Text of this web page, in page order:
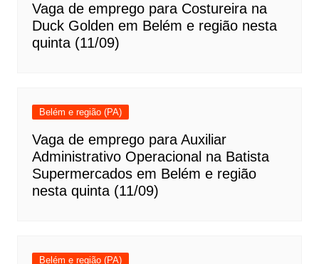
Vaga de emprego para Costureira na
Duck Golden em Belém e região nesta
quinta (11/09)
Belém e região (PA)
Vaga de emprego para Auxiliar
Administrativo Operacional na Batista
Supermercados em Belém e região
nesta quinta (11/09)
Belém e região (PA)